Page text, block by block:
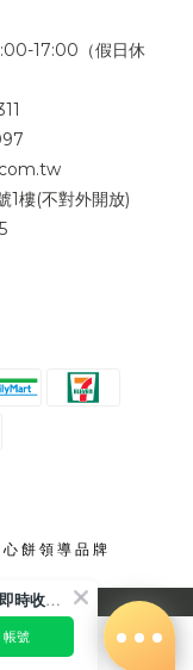
17:00（假日休
1樓(不對外開放)
餅 領 導 品 牌
Hi~訂閱我，可即時收到更多相關優惠或是折扣活動喲!!😉
帳號